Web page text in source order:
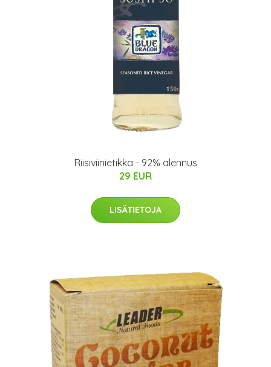
Riisiviinietikka - 92% alennus
29 EUR
LISÄTIETOJA